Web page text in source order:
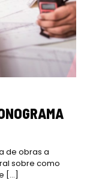
de obras a
sobre como
[…]